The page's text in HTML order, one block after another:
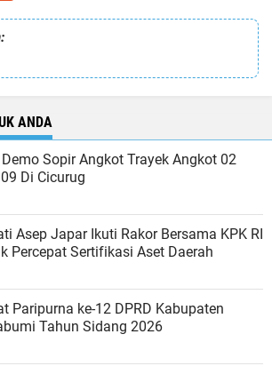
ANDA
Sopir Angkot Trayek Angkot 02
Di Cicurug
Asep Japar Ikuti Rakor Bersama KPK RI
Percepat Sertifikasi Aset Daerah
Paripurna ke-12 DPRD Kabupaten
Tahun Sidang 2026